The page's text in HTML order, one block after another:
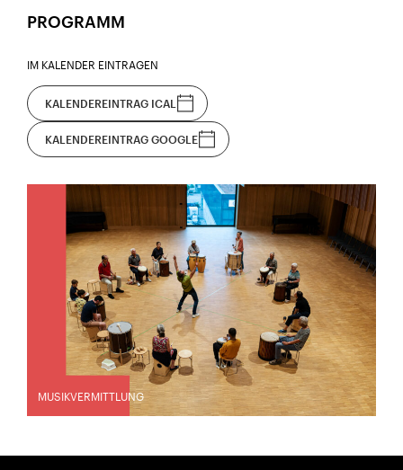
PROGRAMM
IM KALENDER EINTRAGEN
KALENDEREINTRAG ICAL
KALENDEREINTRAG GOOGLE
MUSIKVERMITTLUNG